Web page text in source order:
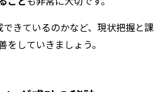
きているのかなど、現状把握と課
していきましょう。